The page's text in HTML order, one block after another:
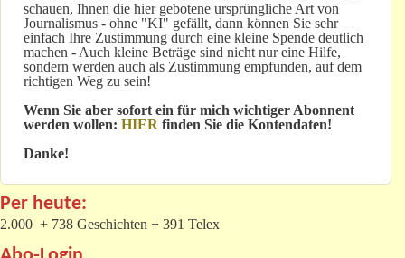
schauen, Ihnen die hier gebotene ursprüngliche Art von
Journalismus - ohne "KI" gefällt, dann können Sie sehr
einfach Ihre Zustimmung durch eine kleine Spende deutlich
machen - Auch kleine Beträge sind nicht nur eine Hilfe,
sondern werden auch als Zustimmung empfunden, auf dem
richtigen Weg zu sein!
Wenn Sie aber sofort ein für mich wichtiger Abonnent
werden wollen: HIER finden Sie die Kontendaten!
Danke!
Per heute:
2.000 + 738 Geschichten + 391 Telex